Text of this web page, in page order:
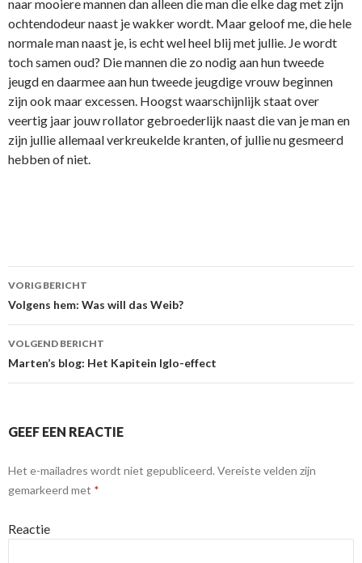
naar mooiere mannen dan alleen die man die elke dag met zijn
ochtendodeur naast je wakker wordt. Maar geloof me, die hele
normale man naast je, is echt wel heel blij met jullie. Je wordt
toch samen oud? Die mannen die zo nodig aan hun tweede
jeugd en daarmee aan hun tweede jeugdige vrouw beginnen
zijn ook maar excessen. Hoogst waarschijnlijk staat over
veertig jaar jouw rollator gebroederlijk naast die van je man en
zijn jullie allemaal verkreukelde kranten, of jullie nu gesmeerd
hebben of niet.
Berichtnavigatie
VORIG BERICHT
Volgens hem: Was will das Weib?
VOLGEND BERICHT
Marten’s blog: Het Kapitein Iglo-effect
GEEF EEN REACTIE
Het e-mailadres wordt niet gepubliceerd. Vereiste velden zijn
gemarkeerd met *
Reactie